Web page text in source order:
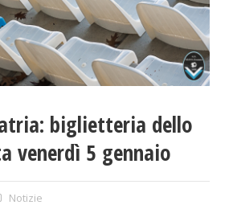
biglietteria dello
venerdì 5 gennaio
Notizie